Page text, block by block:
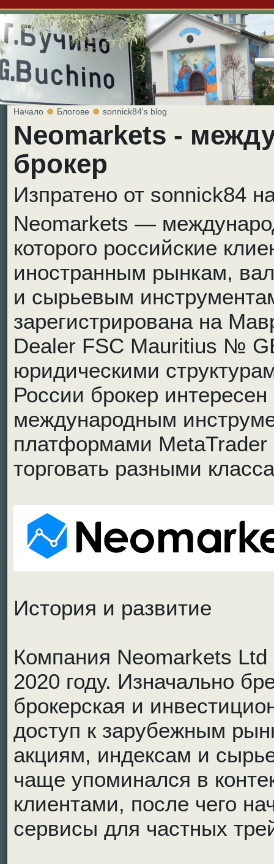
Начало Блогове sonnick84's blog
Neomarkets -
брокер
Изпратено от sonnick84
Neomarkets —
которого российские
иностранным рынкам,
и сырьевым
зарегистрирована на
Dealer FSC Mauritius №
юридическими
России брокер
международным
платформами MetaTrader
торговать разными
История и развитие
Компания Neomarkets Ltd
2020 году. Изначально
брокерская и
доступ к зарубежным
акциям, индексам и
чаще упоминался в
клиентами, после чего
сервисы для частных